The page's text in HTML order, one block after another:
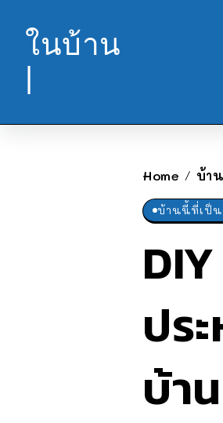
ในบ้าน
|
Home / บ้า
บ้านนี้ที่เป็น
ปร
บ้าน